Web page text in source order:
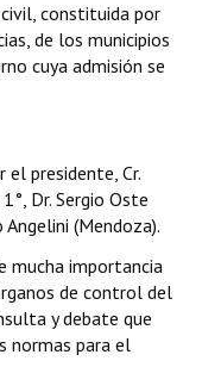
civil, constituida por
de los municipios
cuya admisión se
presidente, Cr.
Dr. Sergio Oste
Angelini (Mendoza).
mucha importancia
de control del
y debate que
normas para el